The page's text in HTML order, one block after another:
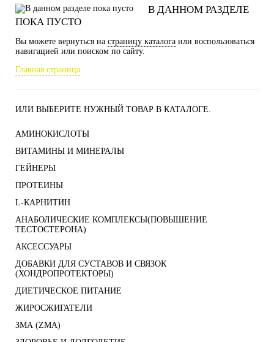
В ДАННОМ РАЗДЕЛЕ
ПОКА ПУСТО
Вы можете вернуться на страницу каталога или воспользоваться
навигацией или поиском по сайту.
Главная страница
ИЛИ ВЫБЕРИТЕ НУЖНЫЙ ТОВАР В КАТАЛОГЕ.
АМИНОКИСЛОТЫ
ВИТАМИНЫ И МИНЕРАЛЫ
ГЕЙНЕРЫ
ПРОТЕИНЫ
L-КАРНИТИН
АНАБОЛИЧЕСКИЕ КОМПЛЕКСЫ(ПОВЫШЕНИЕ
ТЕСТОСТЕРОНА)
АКСЕССУАРЫ
ДОБАВКИ ДЛЯ СУСТАВОВ И СВЯЗОК
(ХОНДРОПРОТЕКТОРЫ)
ДИЕТИЧЕСКОЕ ПИТАНИЕ
ЖИРОСЖИГАТЕЛИ
ЗМА (ZMA)